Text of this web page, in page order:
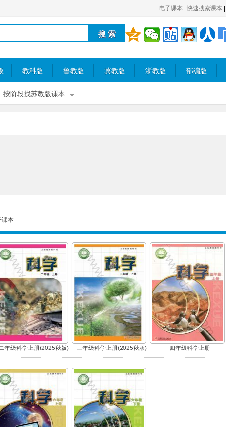
电子课本 快速搜索课本
教科版 鲁教版 冀教版 浙教版 部编版
按阶段找苏教版课本
课本
年级科学上册(2025秋版) 三年级科学上册(2025秋版) 四年级科学上册